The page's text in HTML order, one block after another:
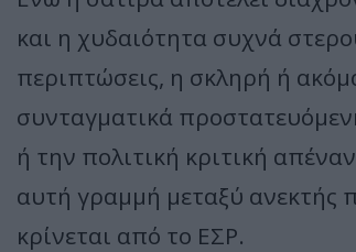
και η χυδαιότητα συχνά
περιπτώσεις, η σκληρή ή
συνταγματικά
ή την πολιτική κριτική
αυτή γραμμή μεταξύ ανεκτής
κρίνεται από το ΕΣΡ.